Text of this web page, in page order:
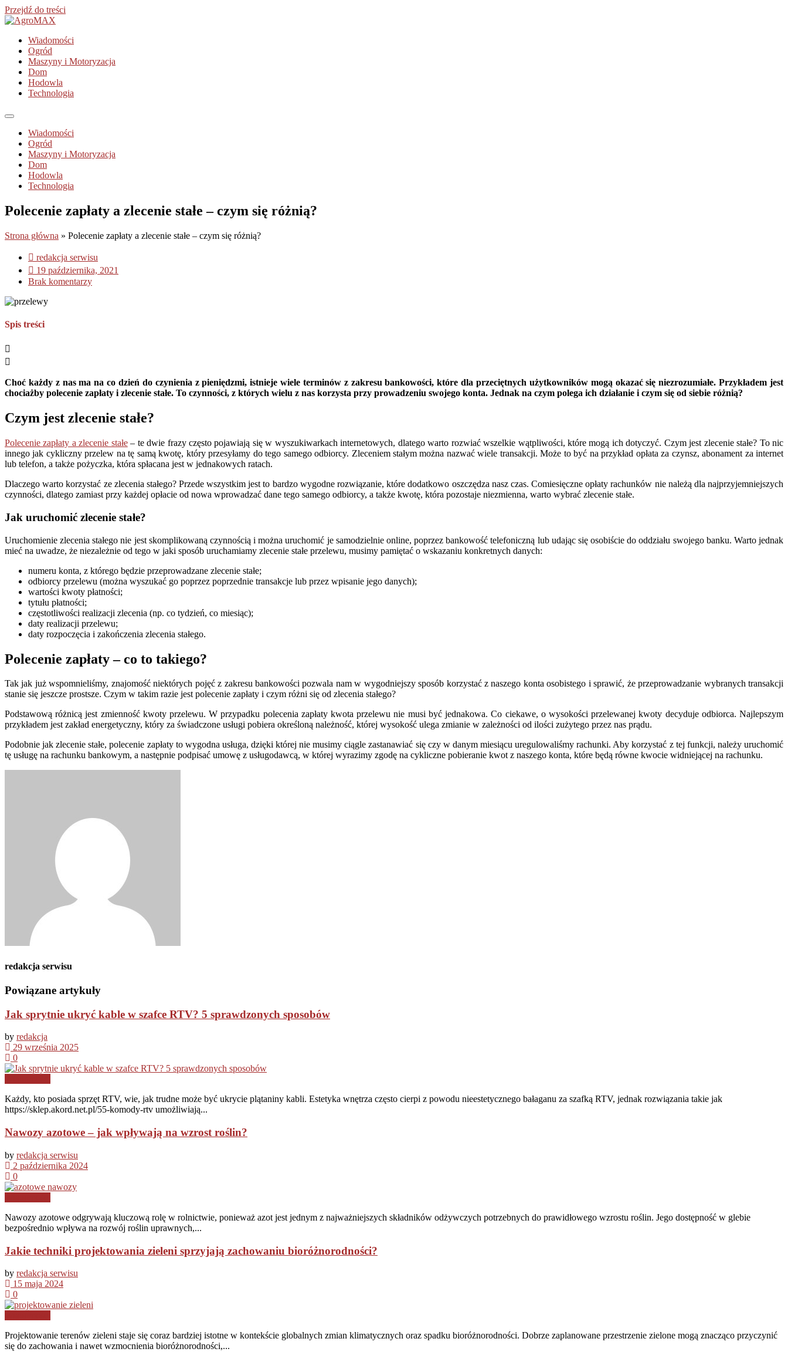
Przejdź do treści
Wiadomości
Ogród
Maszyny i Motoryzacja
Dom
Hodowla
Technologia
Wiadomości
Ogród
Maszyny i Motoryzacja
Dom
Hodowla
Technologia
Polecenie zapłaty a zlecenie stałe – czym się różnią?
Strona główna » Polecenie zapłaty a zlecenie stałe – czym się różnią?
redakcja serwisu
19 października, 2021
Brak komentarzy
Spis treści
Choć każdy z nas ma na co dzień do czynienia z pieniędzmi, istnieje wiele terminów z zakresu bankowości, które dla przeciętnych użytkowników mogą okazać się niezrozumiałe. Przykładem jest
chociażby polecenie zapłaty i zlecenie stałe. To czynności, z których wielu z nas korzysta przy prowadzeniu swojego konta. Jednak na czym polega ich działanie i czym się od siebie różnią?
Czym jest zlecenie stałe?
Polecenie zapłaty a zlecenie stałe– te dwie frazy często pojawiają się w wyszukiwarkach internetowych, dlatego warto rozwiać wszelkie wątpliwości, które mogą ich dotyczyć. Czym jest zlecenie stałe? To nic
innego jak cykliczny przelew na tę samą kwotę, który przesyłamy do tego samego odbiorcy. Zleceniem stałym można nazwać wiele transakcji. Może to być na przykład opłata za czynsz, abonament za internet
lub telefon, a także pożyczka, która spłacana jest w jednakowych ratach.
Dlaczego warto korzystać ze zlecenia stałego? Przede wszystkim jest to bardzo wygodne rozwiązanie, które dodatkowo oszczędza nasz czas. Comiesięczne opłaty rachunków nie należą dla najprzyjemniejszych
czynności, dlatego zamiast przy każdej opłacie od nowa wprowadzać dane tego samego odbiorcy, a także kwotę, która pozostaje niezmienna, warto wybrać zlecenie stałe.
Jak uruchomić zlecenie stałe?
Uruchomienie zlecenia stałego nie jest skomplikowaną czynnością i można uruchomić je samodzielnie online, poprzez bankowość telefoniczną lub udając się osobiście do oddziału swojego banku. Warto jednak
mieć na uwadze, że niezależnie od tego w jaki sposób uruchamiamy zlecenie stałe przelewu, musimy pamiętać o wskazaniu konkretnych danych:
numeru konta, z którego będzie przeprowadzane zlecenie stałe;
odbiorcy przelewu (można wyszukać go poprzez poprzednie transakcje lub przez wpisanie jego danych);
wartości kwoty płatności;
tytułu płatności;
częstotliwości realizacji zlecenia (np. co tydzień, co miesiąc);
daty realizacji przelewu;
daty rozpoczęcia i zakończenia zlecenia stałego.
Polecenie zapłaty – co to takiego?
Tak jak już wspomnieliśmy, znajomość niektórych pojęć z zakresu bankowości pozwala nam w wygodniejszy sposób korzystać z naszego konta osobistego i sprawić, że przeprowadzanie wybranych transakcji
stanie się jeszcze prostsze. Czym w takim razie jest polecenie zapłaty i czym różni się od zlecenia stałego?
Podstawową różnicą jest zmienność kwoty przelewu. W przypadku polecenia zapłaty kwota przelewu nie musi być jednakowa. Co ciekawe, o wysokości przelewanej kwoty decyduje odbiorca. Najlepszym
przykładem jest zakład energetyczny, który za świadczone usługi pobiera określoną należność, której wysokość ulega zmianie w zależności od ilości zużytego przez nas prądu.
Podobnie jak zlecenie stałe, polecenie zapłaty to wygodna usługa, dzięki której nie musimy ciągle zastanawiać się czy w danym miesiącu uregulowaliśmy rachunki. Aby korzystać z tej funkcji, należy uruchomić
tę usługę na rachunku bankowym, a następnie podpisać umowę z usługodawcą, w której wyrazimy zgodę na cykliczne pobieranie kwot z naszego konta, które będą równe kwocie widniejącej na rachunku.
redakcja serwisu
Powiązane artykuły
Jak sprytnie ukryć kable w szafce RTV? 5 sprawdzonych sposobów
by redakcja
29 września 2025
0
Każdy, kto posiada sprzęt RTV, wie, jak trudne może być ukrycie plątaniny kabli. Estetyka wnętrza często cierpi z powodu nieestetycznego bałaganu za szafką RTV, jednak rozwiązania takie jak
https://sklep.akord.net.pl/55-komody-rtv umożliwiają...
Nawozy azotowe – jak wpływają na wzrost roślin?
by redakcja serwisu
2 października 2024
0
Nawozy azotowe odgrywają kluczową rolę w rolnictwie, ponieważ azot jest jednym z najważniejszych składników odżywczych potrzebnych do prawidłowego wzrostu roślin. Jego dostępność w glebie
bezpośrednio wpływa na rozwój roślin uprawnych,...
Jakie techniki projektowania zieleni sprzyjają zachowaniu bioróżnorodności?
by redakcja serwisu
15 maja 2024
0
Projektowanie terenów zieleni staje się coraz bardziej istotne w kontekście globalnych zmian klimatycznych oraz spadku bioróżnorodności. Dobrze zaplanowane przestrzenie zielone mogą znacząco przyczynić
się do zachowania i nawet wzmocnienia bioróżnorodności,...